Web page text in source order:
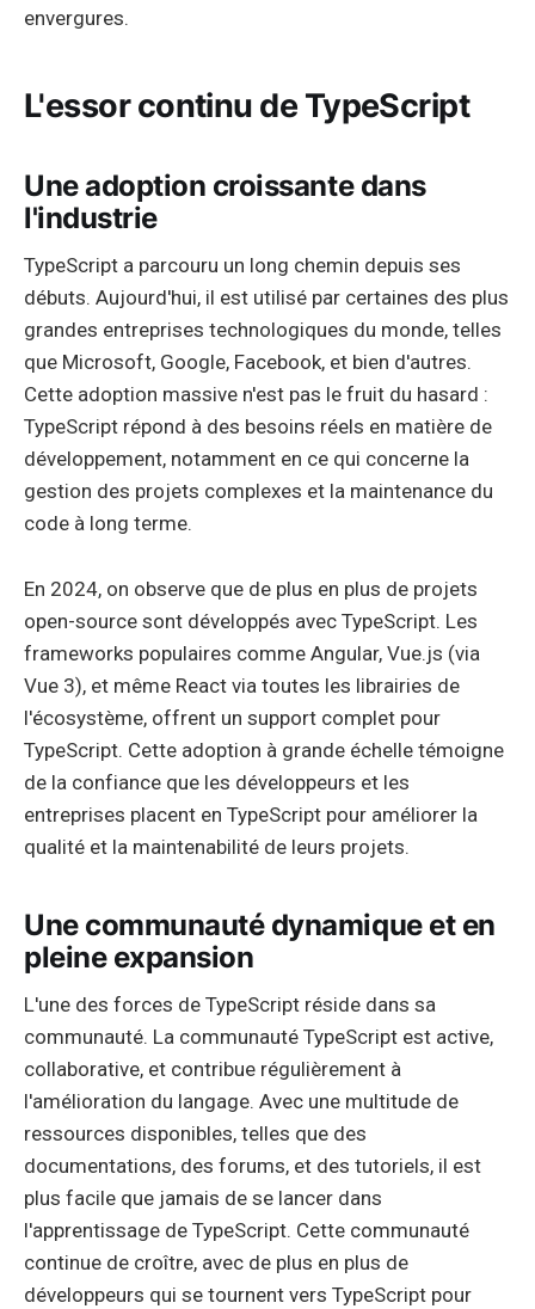
envergures.
L'essor continu de TypeScript
Une adoption croissante dans
l'industrie
TypeScript a parcouru un long chemin depuis ses
débuts. Aujourd'hui, il est utilisé par certaines des plus
grandes entreprises technologiques du monde, telles
que Microsoft, Google, Facebook, et bien d'autres.
Cette adoption massive n'est pas le fruit du hasard :
TypeScript répond à des besoins réels en matière de
développement, notamment en ce qui concerne la
gestion des projets complexes et la maintenance du
code à long terme.
En 2024, on observe que de plus en plus de projets
open-source sont développés avec TypeScript. Les
frameworks populaires comme Angular, Vue.js (via
Vue 3), et même React via toutes les librairies de
l'écosystème, offrent un support complet pour
TypeScript. Cette adoption à grande échelle témoigne
de la confiance que les développeurs et les
entreprises placent en TypeScript pour améliorer la
qualité et la maintenabilité de leurs projets.
Une communauté dynamique et en
pleine expansion
L'une des forces de TypeScript réside dans sa
communauté. La communauté TypeScript est active,
collaborative, et contribue régulièrement à
l'amélioration du langage. Avec une multitude de
ressources disponibles, telles que des
documentations, des forums, et des tutoriels, il est
plus facile que jamais de se lancer dans
l'apprentissage de TypeScript. Cette communauté
continue de croître, avec de plus en plus de
développeurs qui se tournent vers TypeScript pour